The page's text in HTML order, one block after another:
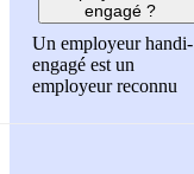
engagé ?
Un employeur handi-
engagé est un
employeur reconnu